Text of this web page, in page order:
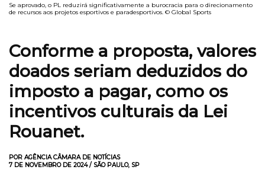
Se aprovado, o PL reduzirá significativamente a burocracia para o direcionamento
de recursos aos projetos esportivos e paradesportivos. © Global Sports
Conforme a proposta, valores
doados seriam deduzidos do
imposto a pagar, como os
incentivos culturais da Lei
Rouanet.
POR AGÊNCIA CÂMARA DE NOTÍCIAS
7 DE NOVEMBRO DE 2024 / SÃO PAULO, SP